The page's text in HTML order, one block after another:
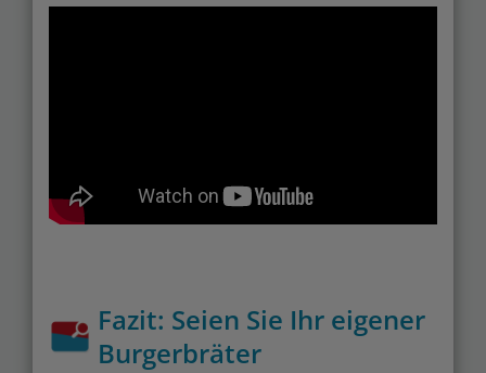
Fazit: Seien Sie Ihr eigener
Burgerbräter